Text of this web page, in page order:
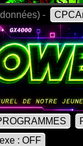
-
: OFF